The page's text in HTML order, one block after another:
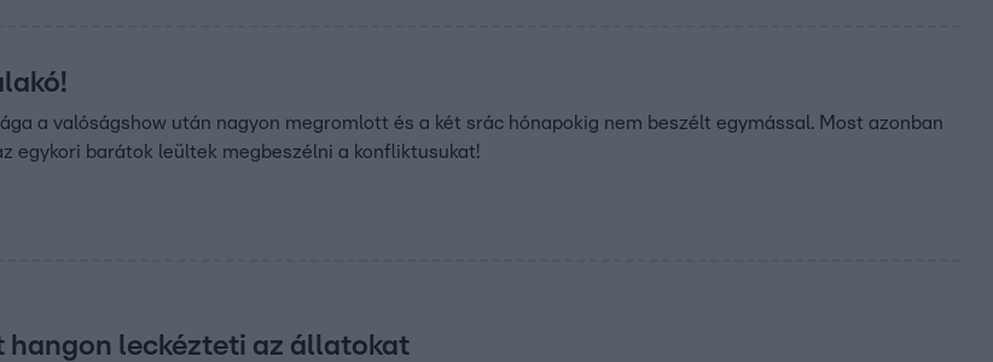
a valóságshow után nagyon megromlott és a két srác hónapokig nem beszélt egymással. Most azonban
egykori barátok leültek megbeszélni a konfliktusukat!
leckézteti az állatokat